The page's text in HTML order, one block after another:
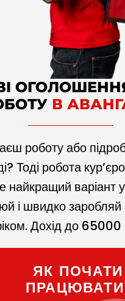
В
роботу або
Тоді робота
найкращий варіант у
і швидко заробляй
Дохід до 65000
ЯК ПОЧАТИ